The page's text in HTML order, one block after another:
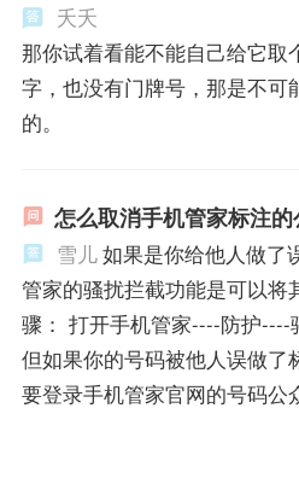
夭夭
那你试着看能不能自己给它取
字，也没有门牌号，那是不可
的。
怎么取消手机管家标注
雪儿如果是你给他人做了
管家的骚扰拦截功能是可以将
骤： 打开手机管家----防护
但如果你的号码被他人误做了
要登录手机管家官网的号码公